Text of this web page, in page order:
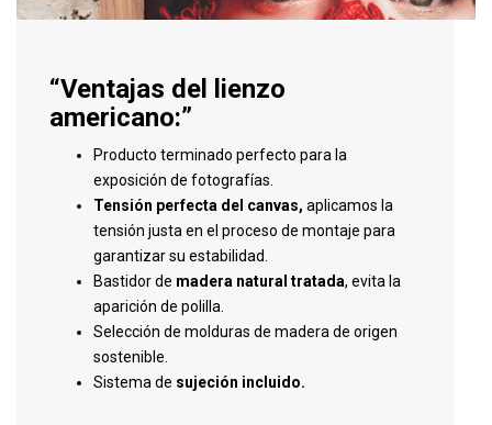
“Ventajas del lienzo
americano:”
Producto terminado perfecto para la
exposición de fotografías.
Tensión perfecta del canvas, aplicamos la
tensión justa en el proceso de montaje para
garantizar su estabilidad.
Bastidor de madera natural tratada, evita la
aparición de polilla.
Selección de molduras de madera de origen
sostenible.
Sistema de sujeción incluido.